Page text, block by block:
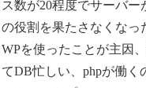
ス数が20程度でサーバ
の役割を果たさなくなっ
WPを使ったことが主因
てDB忙しい、phpが働く